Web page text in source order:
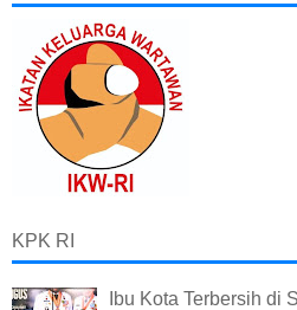
KPK RI
Ibu Kota Terbersih di